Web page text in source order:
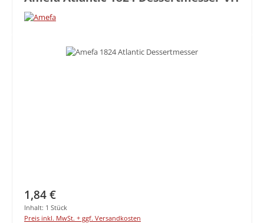
Bildergalerie überspringen
Regulärer Preis:
1,84 €
Inhalt: 1 Stück
Preis inkl. MwSt. + ggf. Versandkosten